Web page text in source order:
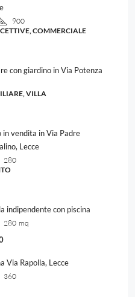
900
COMMERCIALE
con giardino in Via Potenza
VILLA
vendita in Via Padre
Lecce
280
indipendente con piscina
280 mq
Via Rapolla, Lecce
360